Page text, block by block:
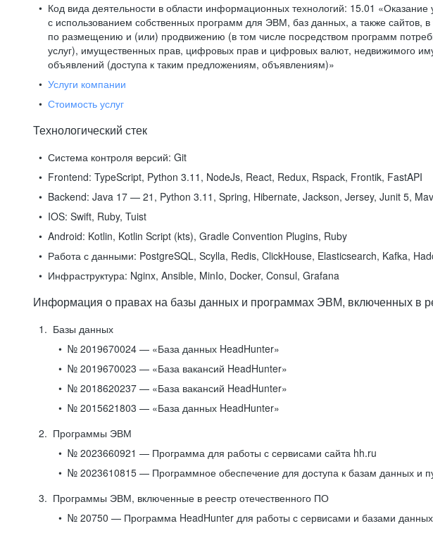
Код вида деятельности в области информационных технологий: 15.01 «Оказание
с использованием собственных программ для ЭВМ, баз данных, а также
по размещению и (или) продвижению (в том числе посредством программ
услуг), имущественных прав, цифровых прав и цифровых валют, недвижимого
объявлений (доступа к таким предложениям, объявлениям)»
Услуги компании
Стоимость услуг
Технологический стек
Система контроля версий: Git
Frontend: TypeScript, Python 3.11, NodeJs, React, Redux, Rspack, Frontik, FastAPI
Backend: Java 17 — 21, Python 3.11, Spring, Hibernate, Jackson, Jersey, Junit 5,
IOS: Swift, Ruby, Tuist
Android: Kotlin, Kotlin Script (kts), Gradle Convention Plugins, Ruby
Работа с данными: PostgreSQL, Scylla, Redis, ClickHouse, Elasticsearch, Kafka,
Инфраструктура: Nginx, Ansible, MinIo, Docker, Consul, Grafana
Информация о правах на базы данных и программах ЭВМ, включенных в
Базы данных
№ 2019670024 — «База данных HeadHunter»
№ 2019670023 — «База вакансий HeadHunter»
№ 2018620237 — «База вакансий HeadHunter»
№ 2015621803 — «База данных HeadHunter»
Программы ЭВМ
№ 2023660921 — Программа для работы с сервисами сайта hh.ru
№ 2023610815 — Программное обеспечение для доступа к базам данных и
Программы ЭВМ, включенные в реестр отечественного ПО
№ 20750 — Программа HeadHunter для работы с сервисами и базами данных